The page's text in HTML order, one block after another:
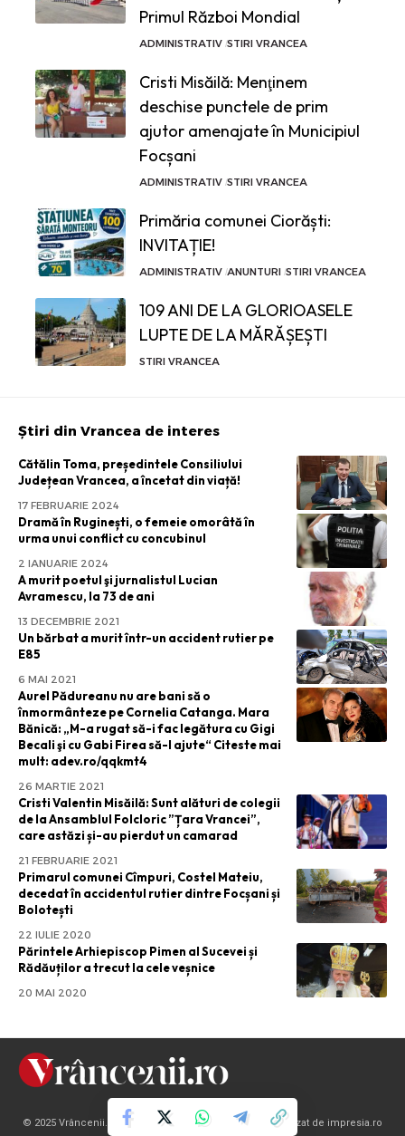
Primul Război Mondial
ADMINISTRATIV STIRI VRANCEA
Cristi Misăilă: Menţinem
deschise punctele de prim
ajutor amenajate în Municipiul
Focșani
ADMINISTRATIV STIRI VRANCEA
Primăria comunei Ciorăști:
INVITAȚIE!
ADMINISTRATIV ANUNTURI STIRI VRANCEA
109 ANI DE LA GLORIOASELE
LUPTE DE LA MĂRĂȘEȘTI
STIRI VRANCEA
Știri din Vrancea de interes
Cătălin Toma, președintele Consiliului
Județean Vrancea, a încetat din viață!
17 FEBRUARIE 2024
Dramă în Ruginești, o femeie omorâtă în
urma unui conflict cu concubinul
2 IANUARIE 2024
A murit poetul şi jurnalistul Lucian
Avramescu, la 73 de ani
13 DECEMBRIE 2021
Un bărbat a murit într-un accident rutier pe
E85
6 MAI 2021
Aurel Pădureanu nu are bani să o
înmormânteze pe Cornelia Catanga. Mara
Bănică: „M-a rugat să-i fac legătura cu Gigi
Becali şi cu Gabi Firea să-l ajute“ Citeste mai
mult: adev.ro/qqkmt4
26 MARTIE 2021
Cristi Valentin Misăilă: Sunt alături de colegii
de la Ansamblul Folcloric ”Țara Vrancei”,
care astăzi și-au pierdut un camarad
21 FEBRUARIE 2021
Primarul comunei Cîmpuri, Costel Mateiu,
decedat în accidentul rutier dintre Focșani și
Bolotești
22 IULIE 2020
Părintele Arhiepiscop Pimen al Sucevei și
Rădăuților a trecut la cele veșnice
20 MAI 2020
© 2025 Vrâncenii.ro. Toate drepturile rezervate | Site realizat de impresia.ro